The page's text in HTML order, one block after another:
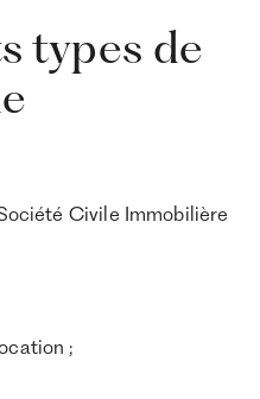
types de
Civile Immobilière
;